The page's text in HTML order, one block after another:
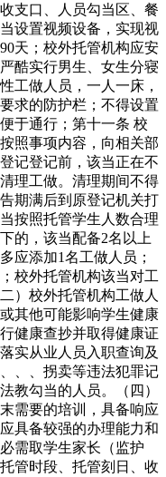
支口、人员勾当区、餐
设置视频设备，实现视
天；校外托管机构应安
酷实行男生、女生分寝
工做人员，一人一床，
求的防护栏；不得设置
于通行；第十一条 校
照事项内容，向相关部
记登记前，该当正在不
理工做。清理期间不得
期满后到原登记机关打
按照托管学生人数合理
的，该当配备2名以上
应添加1名工做人员；
校外托管机构该当对工
）校外托管机构工做人
其他可能影响学生健康
健康查抄并取得健康证
实从业人员入职查询及
、、拐卖等违法犯罪记
教勾当的人员。（四）
需要的培训，具备响应
具备较强的办理能力和
需取学生家长（监护
管时段、托管刻日、收